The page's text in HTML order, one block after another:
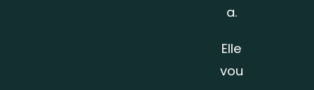
a.
Elle
vou